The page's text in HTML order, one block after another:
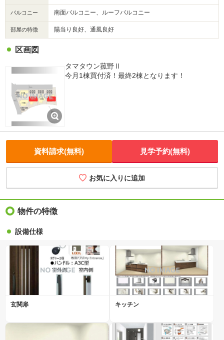
バルコニー 南面バルコニー、ルーフバルコニー
部屋の特徴 陽当り良好、通風良好
区画図
タマタウン菰野Ⅱ
今月1棟買付済！最終2棟となります！
資料請求(無料) 見学予約(無料)
お気に入りに追加
物件の特徴
設備仕様
玄関扉 キッチン